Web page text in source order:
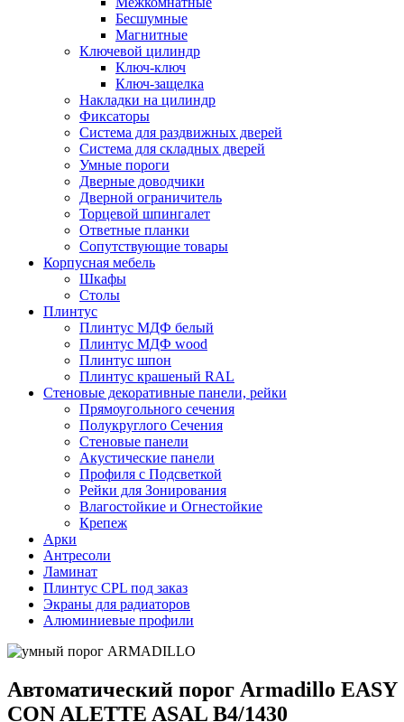
Бесшумные
Магнитные
Ключевой цилиндр
Ключ-ключ
Ключ-защелка
Накладки на цилиндр
Фиксаторы
Система для раздвижных дверей
Система для складных дверей
Умные пороги
Дверные доводчики
Дверной ограничитель
Торцевой шпингалет
Ответные планки
Сопутствующие товары
Корпусная мебель
Шкафы
Столы
Плинтус
Плинтус МДФ белый
Плинтус МДФ wood
Плинтус шпон
Плинтус крашеный RAL
Стеновые декоративные панели, рейки
Прямоугольного сечения
Полукруглого Сечения
Стеновые панели
Акустические панели
Профиля с Подсветкой
Рейки для Зонирования
Влагостойкие и Огнестойкие
Крепеж
Арки
Антресоли
Ламинат
Плинтус CPL под заказ
Экраны для радиаторов
Алюминиевые профили
Автоматический порог Armadillo EASY
CON ALETTE ASAL B4/1430